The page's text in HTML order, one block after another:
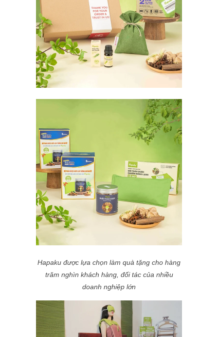
Hapaku được lựa chọn làm quà tặng cho hàng
trăm nghìn khách hàng, đối tác của nhiều
doanh nghiệp lớn